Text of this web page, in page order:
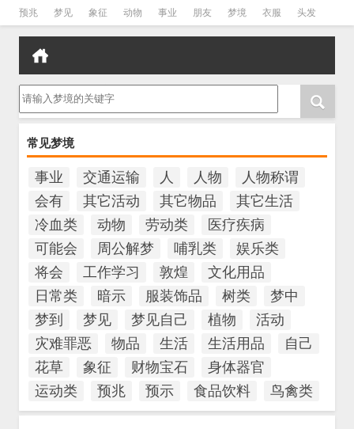
预兆 梦见 象征 动物 事业 朋友 梦境 衣服 头发
孕妇 孩子 吵架 房子
常见梦境
事业 交通运输 人 人物
人物称谓
会有
其它活动 其它物品
其它生活
冷血类
动物 劳动类
医疗疾病
可能会
周公解梦 哺乳类
娱乐类
将会
工作学习 敦煌
文化用品
日常类
暗示 服装饰品 树类
梦中
梦到
梦见 梦见自己 植物
活动
灾难罪恶
物品 生活 生活用品
自己
花草
象征 财物宝石
身体器官
运动类
预兆 预示 食品饮料 鸟禽类